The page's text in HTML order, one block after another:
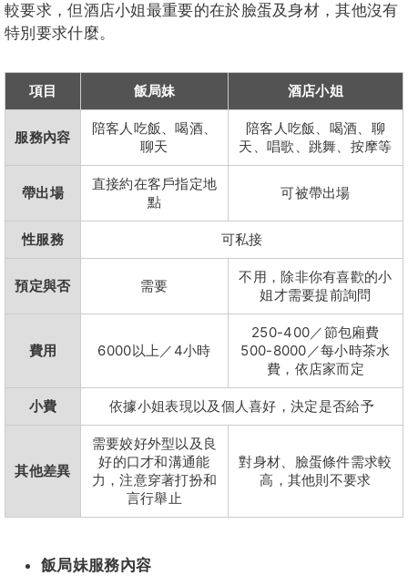
較要求，但酒店小姐最重要的在於臉蛋及身材，其他沒有
特別要求什麼。
項目 飯局妹 酒店小姐
服務內容
陪客人吃飯、喝酒、
聊天
陪客人吃飯、喝酒、聊
天、唱歌、跳舞、按摩等
帶出場
直接約在客戶指定地
點
可被帶出場
性服務 可私接
預定與否 需要
不用，除非你有喜歡的小
姐才需要提前詢問
費用 6000以上／4小時
250-400／節包廂費
500-8000／每小時茶水
費，依店家而定
小費 依據小姐表現以及個人喜好，決定是否給予
其他差異
需要姣好外型以及良
好的口才和溝通能
力，注意穿著打扮和
言行舉止
對身材、臉蛋條件需求較
高，其他則不要求
飯局妹服務內容